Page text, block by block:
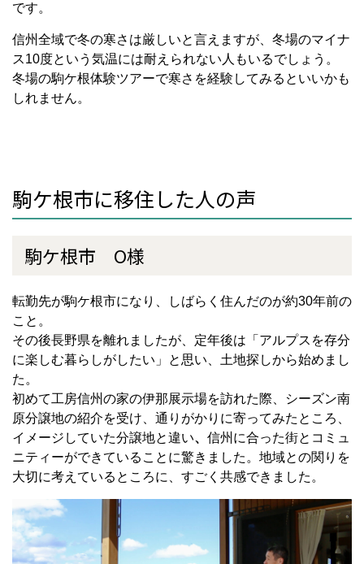
です。
信州全域で冬の寒さは厳しいと言えますが、冬場のマイナ
ス10度という気温には耐えられない人もいるでしょう。
冬場の駒ケ根体験ツアーで寒さを経験してみるといいかも
しれません。
駒ケ根市に移住した人の声
駒ケ根市 O様
転勤先が駒ケ根市になり、しばらく住んだのが約30年前の
こと。
その後長野県を離れましたが、 定年後は「アルプスを存分
に楽しむ暮らしがしたい」
と思い、土地探しから始めまし
た。
初めて工房信州の家の伊那展示場を訪れた際、
シーズン南
原分譲地の紹介を受け、通りがかりに寄ってみたところ、
イメージしていた分譲地と違い、 信州に合った街とコミュ
ニティーができていることに驚き ました。 地域との関りを
大切に考え ているところに、すごく共感できました。